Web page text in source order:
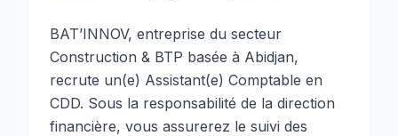
BAT’INNOV, entreprise du secteur
Construction & BTP basée à Abidjan,
recrute un(e) Assistant(e) Comptable en
CDD. Sous la responsabilité de la direction
financière, vous assurerez le suivi des